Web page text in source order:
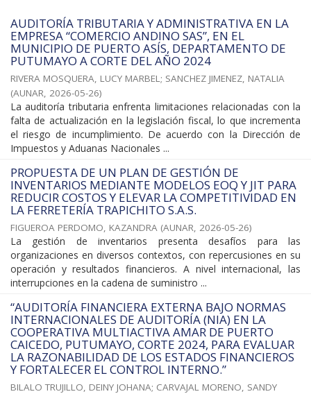
AUDITORÍA TRIBUTARIA Y ADMINISTRATIVA EN LA
EMPRESA “COMERCIO ANDINO SAS”, EN EL
MUNICIPIO DE PUERTO ASÍS, DEPARTAMENTO DE
PUTUMAYO A CORTE DEL AÑO 2024
RIVERA MOSQUERA, LUCY MARBEL; SANCHEZ JIMENEZ, NATALIA
(AUNAR, 2026-05-26)
La auditoría tributaria enfrenta limitaciones relacionadas con la
falta de actualización en la legislación fiscal, lo que incrementa
el riesgo de incumplimiento. De acuerdo con la Dirección de
Impuestos y Aduanas Nacionales ...
PROPUESTA DE UN PLAN DE GESTIÓN DE
INVENTARIOS MEDIANTE MODELOS EOQ Y JIT PARA
REDUCIR COSTOS Y ELEVAR LA COMPETITIVIDAD EN
LA FERRETERÍA TRAPICHITO S.A.S.
FIGUEROA PERDOMO, KAZANDRA (AUNAR, 2026-05-26)
La gestión de inventarios presenta desafíos para las
organizaciones en diversos contextos, con repercusiones en su
operación y resultados financieros. A nivel internacional, las
interrupciones en la cadena de suministro ...
“AUDITORÍA FINANCIERA EXTERNA BAJO NORMAS
INTERNACIONALES DE AUDITORÍA (NIA) EN LA
COOPERATIVA MULTIACTIVA AMAR DE PUERTO
CAICEDO, PUTUMAYO, CORTE 2024, PARA EVALUAR
LA RAZONABILIDAD DE LOS ESTADOS FINANCIEROS
Y FORTALECER EL CONTROL INTERNO.”
BILALO TRUJILLO, DEINY JOHANA; CARVAJAL MORENO, SANDY